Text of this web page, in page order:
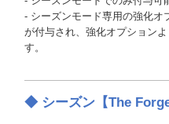
- シーズンモード専用の強化オ
が付与され、強化オプション
す。
◆ シーズン【The